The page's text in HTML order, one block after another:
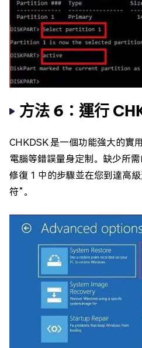
方法 6：運行
CHKDSK 是一個功能強大的實
電腦等錯誤量身定制。缺少所
修復 1 中的步驟並在您到達高
符”。